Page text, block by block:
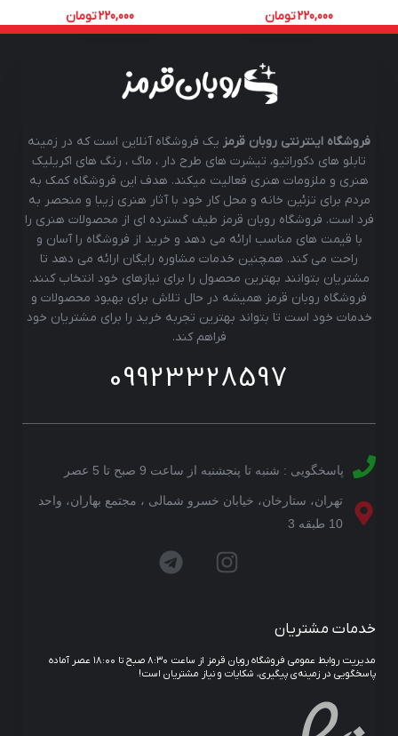
220,000تومان 220,000تومان
فروشگاه اینترنتی روبان قرمز یک فروشگاه آنلاین است که در زمینه
تابلو های دکوراتیو، تیشرت های طرح دار ، ماگ ، رنگ های اکریلیک
هنری و ملزومات هنری فعالیت میکند. هدف این فروشگاه کمک به
مردم برای تزئین خانه و محل کار خود با آثار هنری زیبا و منحصر به
فرد است. فروشگاه روبان قرمز طیف گسترده ای از محصولات هنری را
با قیمت های مناسب ارائه می دهد و خرید از فروشگاه را آسان و
راحت می کند. همچنین خدمات مشاوره رایگان ارائه می دهد تا
مشتریان بتوانند بهترین محصول را برای نیازهای خود انتخاب کنند.
فروشگاه روبان قرمز همیشه در حال تلاش برای بهبود محصولات و
خدمات خود است تا بتواند بهترین تجربه خرید را برای مشتریان خود
فراهم کند.
09923328597
پاسخگویی : شنبه تا پنجشنبه از ساعت 9 صبح تا 5 عصر
تهران، ستارخان، خیابان خسرو شمالی ، مجتمع بهاران، واحد
10 طبقه 3
خدمات مشتریان
مدیریت روابط عمومی فروشگاه روبان قرمز از ساعت ۸:۳۰ صبح تا ۱۸:۰۰ عصر آماده
پاسخگویی در زمینه‌ی پیگیری، شکایات و نیاز مشتریان است!